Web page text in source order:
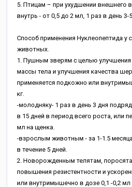
5. Птицам – при ухудшении внешнего
внутрь - от 0,5 до 2 мл, 1 раз в день 3-
Способ применения Нуклеопептида у
животных.
1. Пушным зверям с целью улучшения
массы тела и улучшения качества
применяется подкожно или
кг.
-молодняку- 1 раз в день 3 дня
в 15 дней в период всего роста, или
мл на щенка.
-взрослым животным - за 1-1.5
в течение 5 дней.
2. Новорожденным телятам,
повышения резистентности и
или внутримышечно в дозе 0,1 -0,2